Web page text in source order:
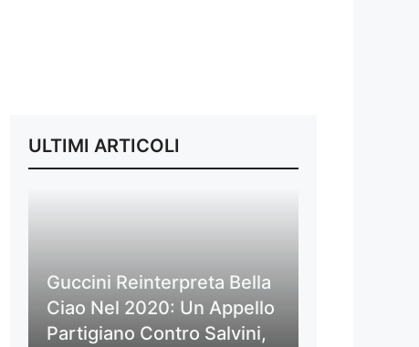
ULTIMI ARTICOLI
Guccini Reinterpreta Bella
Ciao Nel 2020: Un Appello
Partigiano Contro Salvini,